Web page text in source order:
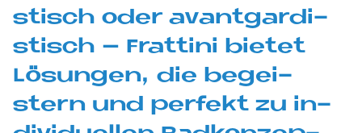
stisch oder avant­gar­di­
stisch – Frat­tini bie­tet
Lö­sun­gen, die be­gei­
stern und per­fe­kt zu in­